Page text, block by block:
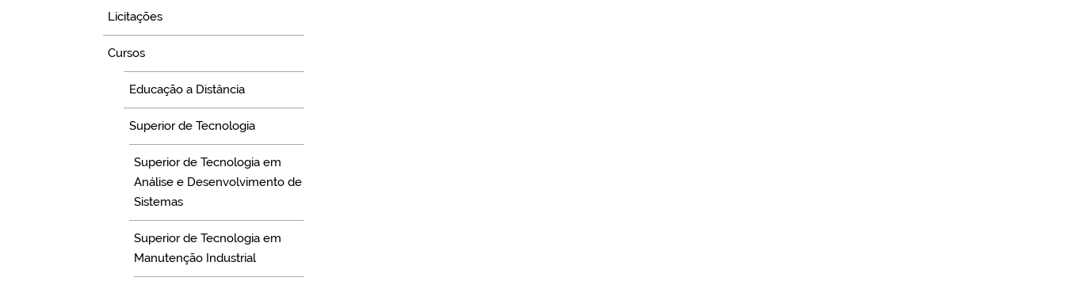
Licitações
Cursos
Educação a Distância
Superior de Tecnologia
Superior de Tecnologia em
Análise e Desenvolvimento de
Sistemas
Superior de Tecnologia em
Manutenção Industrial